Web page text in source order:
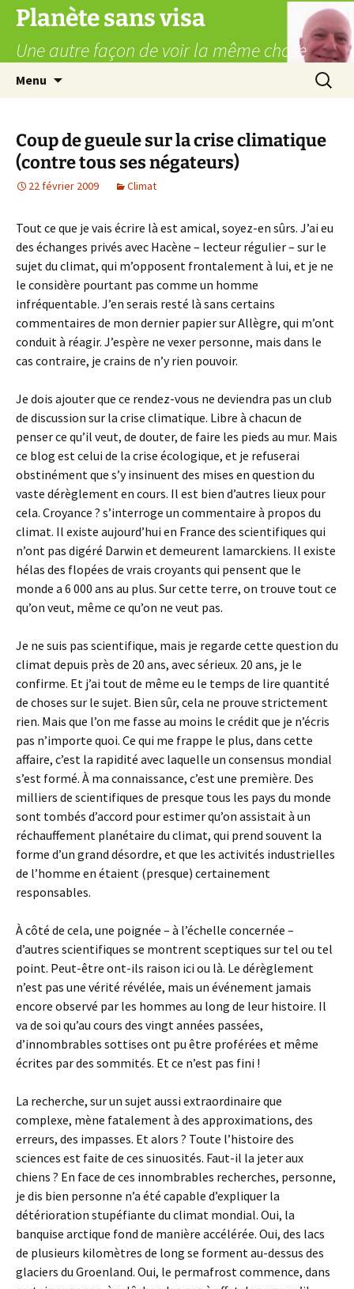
Aller
contenu
Planète sans visa
Une autre façon de voir la même chose
Menu
Coup de gueule sur la crise climatique
(contre tous ses négateurs)
22 février 2009 Climat
Tout ce que je vais écrire là est amical, soyez-en sûrs. J’ai eu
des échanges privés avec Hacène – lecteur régulier – sur le
sujet du climat, qui m’opposent frontalement à lui, et je ne
le considère pourtant pas comme un homme
infréquentable. J’en serais resté là sans certains
commentaires de mon dernier papier sur Allègre, qui m’ont
conduit à réagir. J’espère ne vexer personne, mais dans le
cas contraire, je crains de n’y rien pouvoir.
Je dois ajouter que ce rendez-vous ne deviendra pas un club
de discussion sur la crise climatique. Libre à chacun de
penser ce qu’il veut, de douter, de faire les pieds au mur. Mais
ce blog est celui de la crise écologique, et je refuserai
obstinément que s’y insinuent des mises en question du
vaste dérèglement en cours. Il est bien d’autres lieux pour
cela. Croyance ? s’interroge un commentaire à propos du
climat. Il existe aujourd’hui en France des scientifiques qui
n’ont pas digéré Darwin et demeurent lamarckiens. Il existe
hélas des flopées de vrais croyants qui pensent que le
monde a 6 000 ans au plus. Sur cette terre, on trouve tout ce
qu’on veut, même ce qu’on ne veut pas.
Je ne suis pas scientifique, mais je regarde cette question du
climat depuis près de 20 ans, avec sérieux. 20 ans, je le
confirme. Et j’ai tout de même eu le temps de lire quantité
de choses sur le sujet. Bien sûr, cela ne prouve strictement
rien. Mais que l’on me fasse au moins le crédit que je n’écris
pas n’importe quoi. Ce qui me frappe le plus, dans cette
affaire, c’est la rapidité avec laquelle un consensus mondial
s’est formé. À ma connaissance, c’est une première. Des
milliers de scientifiques de presque tous les pays du monde
sont tombés d’accord pour estimer qu’on assistait à un
réchauffement planétaire du climat, qui prend souvent la
forme d’un grand désordre, et que les activités industrielles
de l’homme en étaient (presque) certainement
responsables.
À côté de cela, une poignée – à l’échelle concernée –
d’autres scientifiques se montrent sceptiques sur tel ou tel
point. Peut-être ont-ils raison ici ou là. Le dérèglement
n’est pas une vérité révélée, mais un événement jamais
encore observé par les hommes au long de leur histoire. Il
va de soi qu’au cours des vingt années passées,
d’innombrables sottises ont pu être proférées et même
écrites par des sommités. Et ce n’est pas fini !
La recherche, sur un sujet aussi extraordinaire que
complexe, mène fatalement à des approximations, des
erreurs, des impasses. Et alors ? Toute l’histoire des
sciences est faite de ces sinuosités. Faut-il la jeter aux
chiens ? En face de ces innombrables recherches, personne,
je dis bien personne n’a été capable d’expliquer la
détérioration stupéfiante du climat mondial. Oui, la
banquise arctique fond de manière accélérée. Oui, des lacs
de plusieurs kilomètres de long se forment au-dessus des
glaciers du Groenland. Oui, le permafrost commence, dans